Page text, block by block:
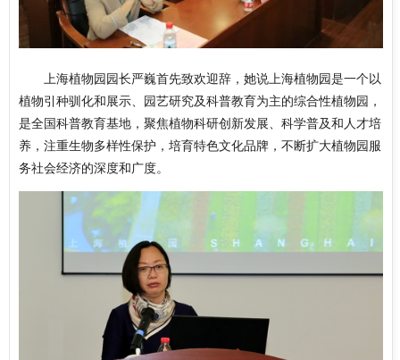
上海植物园园长严巍首先致欢迎辞，她说上海植物园是一个以
植物引种驯化和展示、园艺研究及科普教育为主的综合性植物园，
是全国科普教育基地，聚焦植物科研创新发展、科学普及和人才培
养，注重生物多样性保护，培育特色文化品牌，不断扩大植物园服
务社会经济的深度和广度。